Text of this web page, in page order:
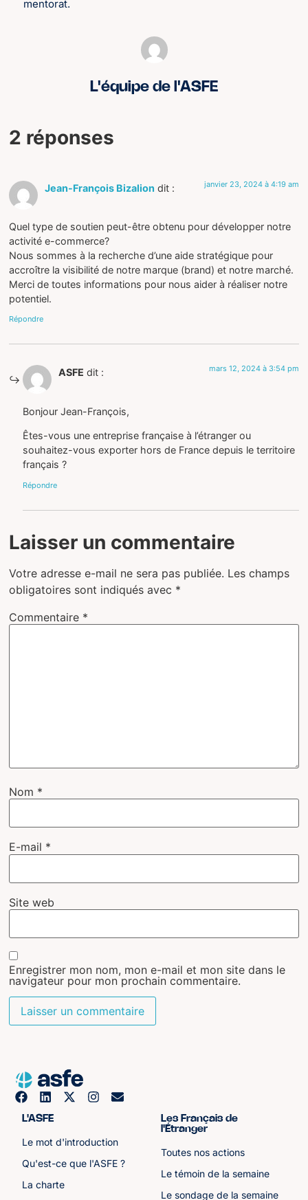
mentorat.
L'équipe de l'ASFE
2 réponses
Jean-François Bizalion dit : janvier 23, 2024 à 4:19 am
Quel type de soutien peut-être obtenu pour développer notre
activité e-commerce?
Nous sommes à la recherche d’une aide stratégique pour
accroître la visibilité de notre marque (brand) et notre marché.
Merci de toutes informations pour nous aider à réaliser notre
potentiel.
Répondre
ASFE dit : mars 12, 2024 à 3:54 pm
Bonjour Jean-François,
Êtes-vous une entreprise française à l’étranger ou
souhaitez-vous exporter hors de France depuis le territoire
français ?
Répondre
Laisser un commentaire
Votre adresse e-mail ne sera pas publiée. Les champs
obligatoires sont indiqués avec *
Commentaire *
Nom *
E-mail *
Site web
Enregistrer mon nom, mon e-mail et mon site dans le
navigateur pour mon prochain commentaire.
L'ASFE
Le mot d'introduction
Qu'est-ce que l'ASFE ?
La charte
Les Français de
l'Étranger
Toutes nos actions
Le témoin de la semaine
Le sondage de la semaine